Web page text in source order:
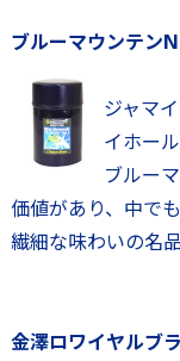
ブルーマウンテン
ジャマ
イホー
ブルー
価値があり、中で
繊細な味わいの名品
金澤ロワイヤルブ